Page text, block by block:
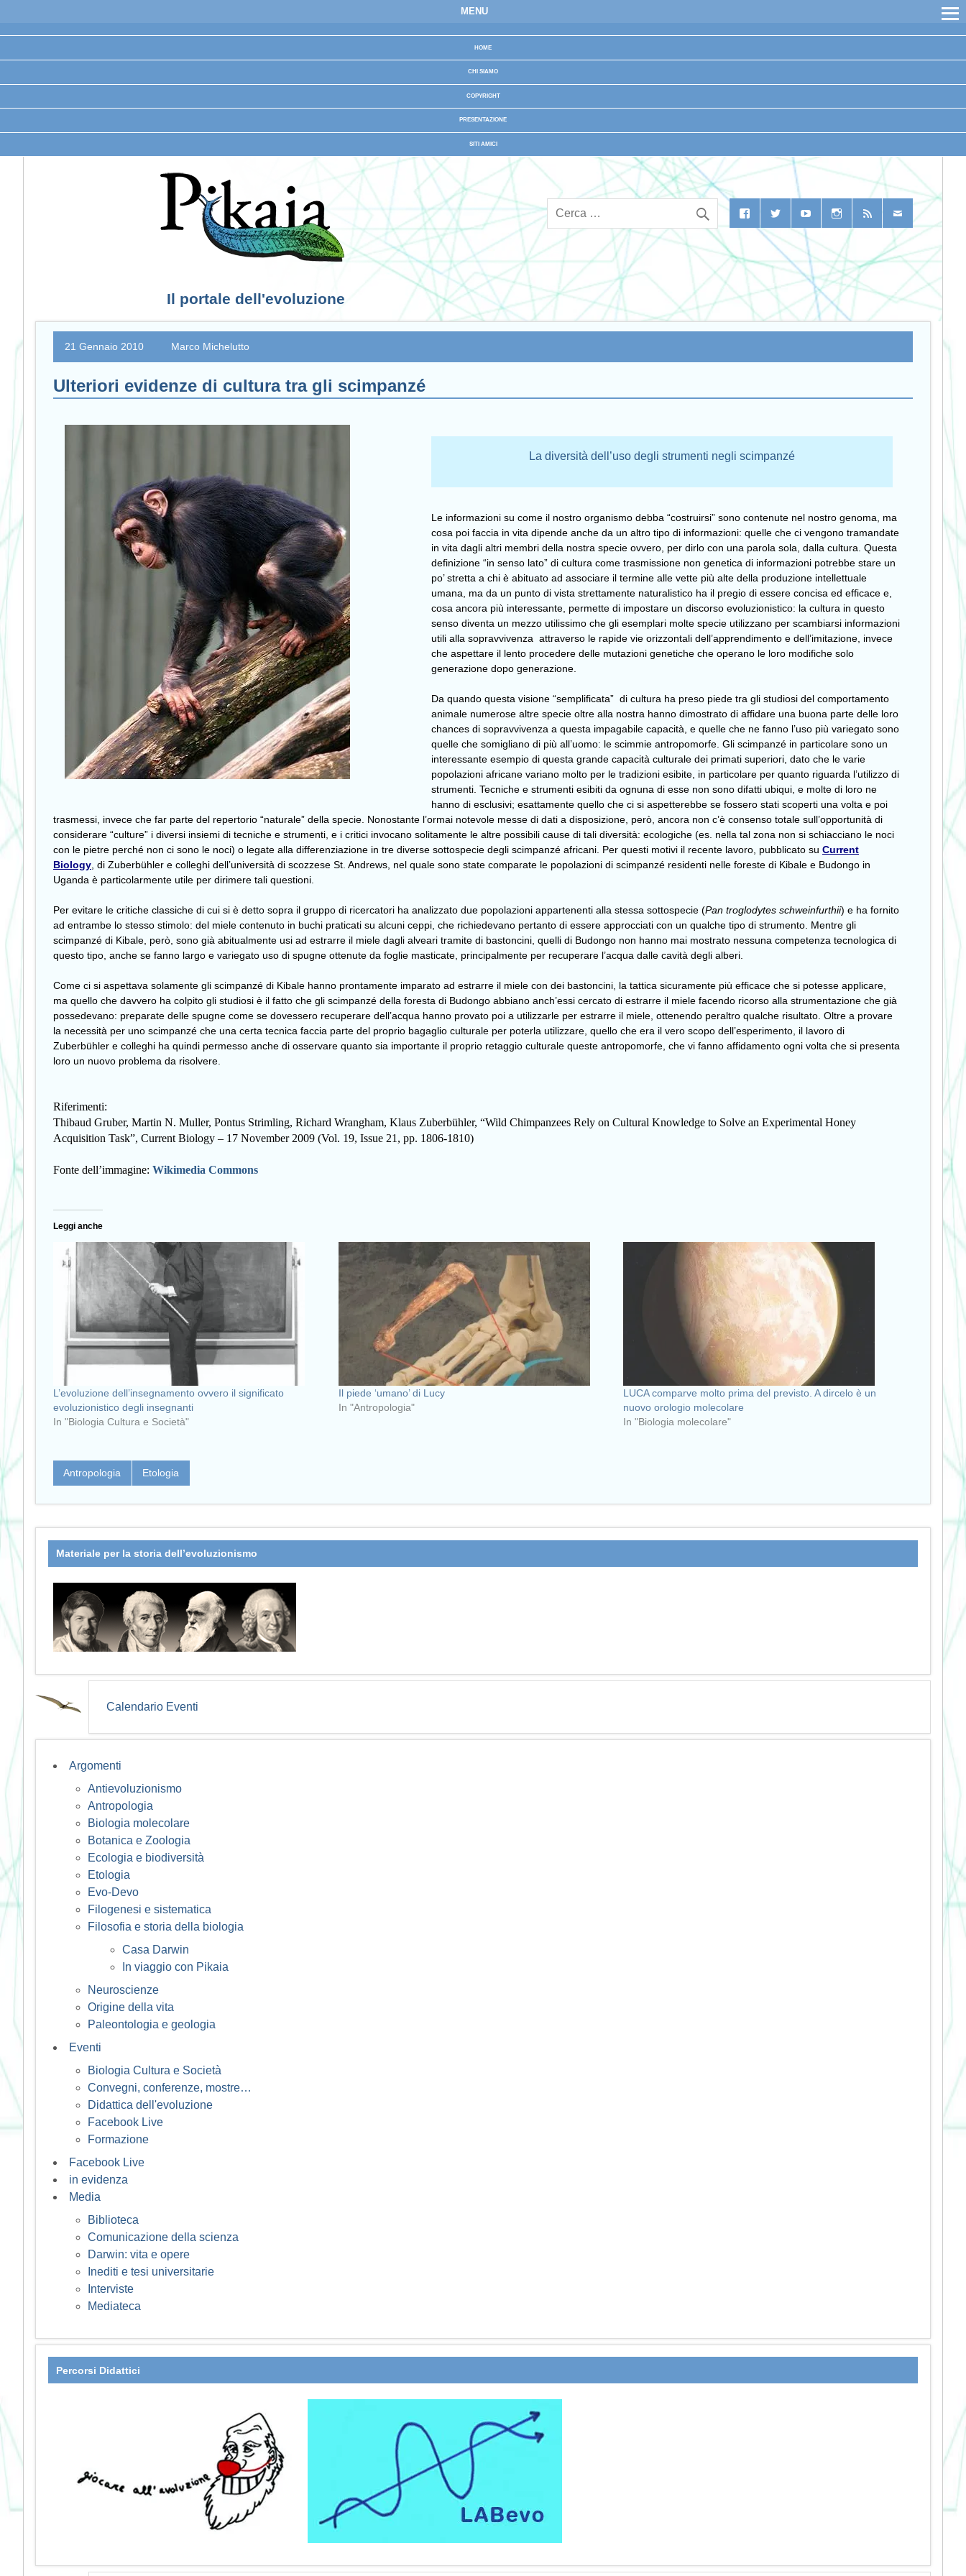
MENU
HOME
CHI SIAMO
COPYRIGHT
PRESENTAZIONE
SITI AMICI
Il portale dell'evoluzione
21 Gennaio 2010 Marco Michelutto
Ulteriori evidenze di cultura tra gli scimpanzé
La diversità dell’uso degli strumenti negli scimpanzé
Le informazioni su come il nostro organismo debba “costruirsi” sono contenute nel nostro genoma, ma
cosa poi faccia in vita dipende anche da un altro tipo di informazioni: quelle che ci vengono tramandate
in vita dagli altri membri della nostra specie ovvero, per dirlo con una parola sola, dalla cultura. Questa
definizione “in senso lato” di cultura come trasmissione non genetica di informazioni potrebbe stare un
po’ stretta a chi è abituato ad associare il termine alle vette più alte della produzione intellettuale
umana, ma da un punto di vista strettamente naturalistico ha il pregio di essere concisa ed efficace e,
cosa ancora più interessante, permette di impostare un discorso evoluzionistico: la cultura in questo
senso diventa un mezzo utilissimo che gli esemplari molte specie utilizzano per scambiarsi informazioni
utili alla sopravvivenza attraverso le rapide vie orizzontali dell’apprendimento e dell’imitazione, invece
che aspettare il lento procedere delle mutazioni genetiche che operano le loro modifiche solo
generazione dopo generazione.
Da quando questa visione “semplificata” di cultura ha preso piede tra gli studiosi del comportamento
animale numerose altre specie oltre alla nostra hanno dimostrato di affidare una buona parte delle loro
chances di sopravvivenza a questa impagabile capacità, e quelle che ne fanno l’uso più variegato sono
quelle che somigliano di più all’uomo: le scimmie antropomorfe. Gli scimpanzé in particolare sono un
interessante esempio di questa grande capacità culturale dei primati superiori, dato che le varie
popolazioni africane variano molto per le tradizioni esibite, in particolare per quanto riguarda l’utilizzo di
strumenti. Tecniche e strumenti esibiti da ognuna di esse non sono difatti ubiqui, e molte di loro ne
hanno di esclusivi; esattamente quello che ci si aspetterebbe se fossero stati scoperti una volta e poi
trasmessi, invece che far parte del repertorio “naturale” della specie. Nonostante l’ormai notevole messe di dati a disposizione, però, ancora non c’è consenso totale sull’opportunità di
considerare “culture” i diversi insiemi di tecniche e strumenti, e i critici invocano solitamente le altre possibili cause di tali diversità: ecologiche (es. nella tal zona non si schiacciano le noci
con le pietre perché non ci sono le noci) o legate alla differenziazione in tre diverse sottospecie degli scimpanzé africani. Per questi motivi il recente lavoro, pubblicato su Current
Biology , di Zuberbühler e colleghi dell’università di scozzese St. Andrews, nel quale sono state comparate le popolazioni di scimpanzé residenti nelle foreste di Kibale e Budongo in
Uganda è particolarmente utile per dirimere tali questioni.
Per evitare le critiche classiche di cui si è detto sopra il gruppo di ricercatori ha analizzato due popolazioni appartenenti alla stessa sottospecie (Pan troglodytes schweinfurthii) e ha fornito
ad entrambe lo stesso stimolo: del miele contenuto in buchi praticati su alcuni ceppi, che richiedevano pertanto di essere approcciati con un qualche tipo di strumento. Mentre gli
scimpanzé di Kibale, però, sono già abitualmente usi ad estrarre il miele dagli alveari tramite di bastoncini, quelli di Budongo non hanno mai mostrato nessuna competenza tecnologica di
questo tipo, anche se fanno largo e variegato uso di spugne ottenute da foglie masticate, principalmente per recuperare l’acqua dalle cavità degli alberi.
Come ci si aspettava solamente gli scimpanzé di Kibale hanno prontamente imparato ad estrarre il miele con dei bastoncini, la tattica sicuramente più efficace che si potesse applicare,
ma quello che davvero ha colpito gli studiosi è il fatto che gli scimpanzé della foresta di Budongo abbiano anch’essi cercato di estrarre il miele facendo ricorso alla strumentazione che già
possedevano: preparate delle spugne come se dovessero recuperare dell’acqua hanno provato poi a utilizzarle per estrarre il miele, ottenendo peraltro qualche risultato. Oltre a provare
la necessità per uno scimpanzé che una certa tecnica faccia parte del proprio bagaglio culturale per poterla utilizzare, quello che era il vero scopo dell’esperimento, il lavoro di
Zuberbühler e colleghi ha quindi permesso anche di osservare quanto sia importante il proprio retaggio culturale queste antropomorfe, che vi fanno affidamento ogni volta che si presenta
loro un nuovo problema da risolvere.
Riferimenti:
Thibaud Gruber, Martin N. Muller, Pontus Strimling, Richard Wrangham, Klaus Zuberbühler, “Wild Chimpanzees Rely on Cultural Knowledge to Solve an Experimental Honey
Acquisition Task”, Current Biology – 17 November 2009 (Vol. 19, Issue 21, pp. 1806-1810)
Fonte dell’immagine: Wikimedia Commons
Leggi anche
L’evoluzione dell’insegnamento ovvero il significato
evoluzionistico degli insegnanti
In "Biologia Cultura e Società"
Il piede ‘umano’ di Lucy
In "Antropologia"
LUCA comparve molto prima del previsto. A dircelo è un
nuovo orologio molecolare
In "Biologia molecolare"
Antropologia Etologia
Materiale per la storia dell’evoluzionismo
Calendario Eventi
Argomenti
Antievoluzionismo
Antropologia
Biologia molecolare
Botanica e Zoologia
Ecologia e biodiversità
Etologia
Evo-Devo
Filogenesi e sistematica
Filosofia e storia della biologia
Casa Darwin
In viaggio con Pikaia
Neuroscienze
Origine della vita
Paleontologia e geologia
Eventi
Biologia Cultura e Società
Convegni, conferenze, mostre…
Didattica dell'evoluzione
Facebook Live
Formazione
Facebook Live
in evidenza
Media
Biblioteca
Comunicazione della scienza
Darwin: vita e opere
Inediti e tesi universitarie
Interviste
Mediateca
Percorsi Didattici